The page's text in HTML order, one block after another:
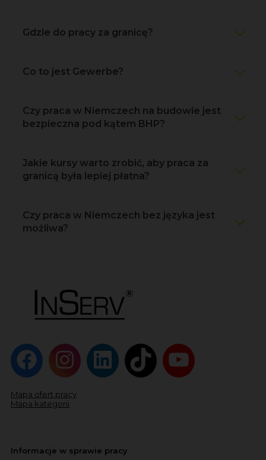
Gdzie do pracy za granicę?
Co to jest Gewerbe?
Czy praca w Niemczech na budowie jest
bezpieczna pod kątem BHP?
Jakie kursy warto zrobić, aby praca za
granicą była lepiej płatna?
Czy praca w Niemczech bez języka jest
możliwa?
Mapa ofert pracy
Mapa kategorii
Informacje w sprawie pracy